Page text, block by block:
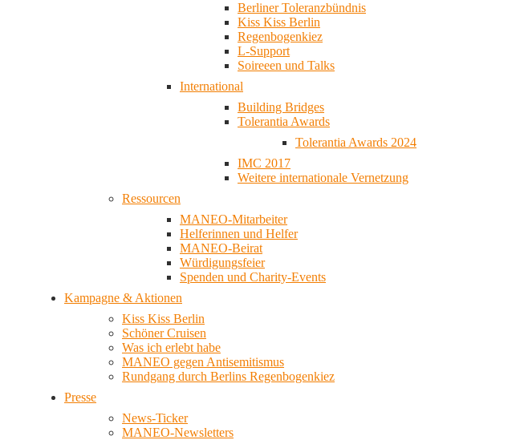
Berliner Toleranzbündnis
Kiss Kiss Berlin
Regenbogenkiez
L-Support
Soireeen und Talks
International
Building Bridges
Tolerantia Awards
Tolerantia Awards 2024
IMC 2017
Weitere internationale Vernetzung
Ressourcen
MANEO-Mitarbeiter
Helferinnen und Helfer
MANEO-Beirat
Würdigungsfeier
Spenden und Charity-Events
Kampagne & Aktionen
Kiss Kiss Berlin
Schöner Cruisen
Was ich erlebt habe
MANEO gegen Antisemitismus
Rundgang durch Berlins Regenbogenkiez
Presse
News-Ticker
MANEO-Newsletters